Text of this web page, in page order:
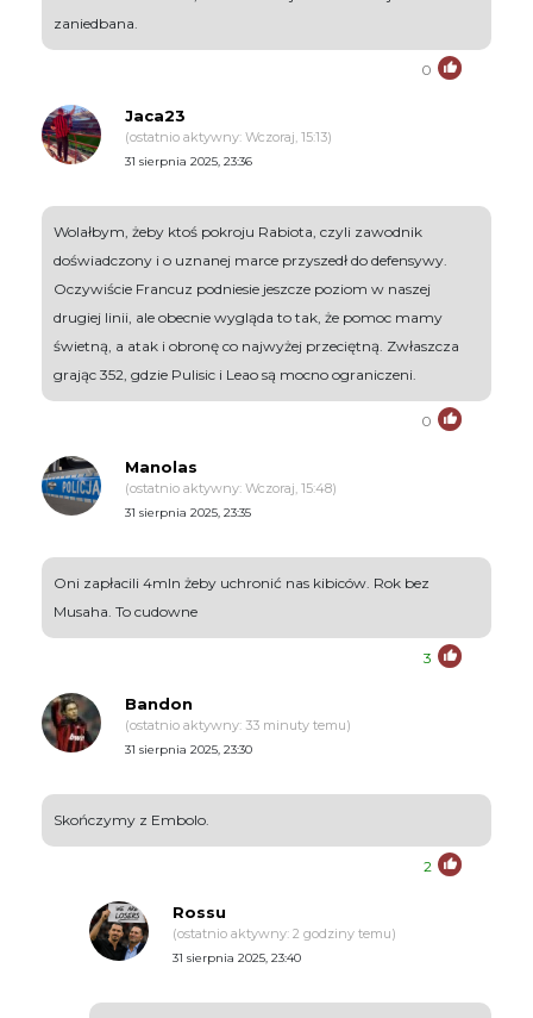
zaniedbana.
0
Jaca23
(ostatnio aktywny: Wczoraj, 15:13)
31 sierpnia 2025, 23:36
Wolałbym, żeby ktoś pokroju Rabiota, czyli zawodnik
doświadczony i o uznanej marce przyszedł do defensywy.
Oczywiście Francuz podniesie jeszcze poziom w naszej
drugiej linii, ale obecnie wygląda to tak, że pomoc mamy
świetną, a atak i obronę co najwyżej przeciętną. Zwłaszcza
grając 352, gdzie Pulisic i Leao są mocno ograniczeni.
0
Manolas
(ostatnio aktywny: Wczoraj, 15:48)
31 sierpnia 2025, 23:35
Oni zapłacili 4mln żeby uchronić nas kibiców. Rok bez
Musaha. To cudowne
3
Bandon
(ostatnio aktywny: 33 minuty temu)
31 sierpnia 2025, 23:30
Skończymy z Embolo.
2
Rossu
(ostatnio aktywny: 2 godziny temu)
31 sierpnia 2025, 23:40